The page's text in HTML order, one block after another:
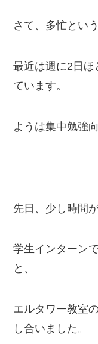
さて、多忙とい
最近は週に2日ほ
ています。
ようは集中勉強
先日、少し時間
学生インターン
と、
エルタワー教室
し合いました。